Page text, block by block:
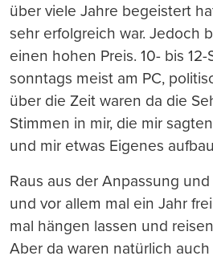
über viele Jahre begeistert
sehr erfolgreich war. Jedoch
einen hohen Preis. 10- bis
sonntags meist am PC,
über die Zeit waren da die
Stimmen in mir, die mir
und mir etwas Eigenes
Raus aus der Anpassung
und vor allem mal ein Jahr
mal hängen lassen und
Aber da waren natürlich